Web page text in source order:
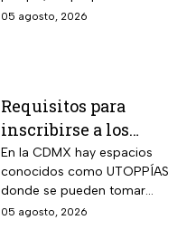
inutilizable
un uso adecuado
05 agosto, 2026
Requisitos para
inscribirse a los
talleres de la UTOPÍA
Coyoacán
En la CDMX hay espacios
conocidos como UTOPPÍAS
donde se pueden tomar
talleres y practicar deportes y
05 agosto, 2026